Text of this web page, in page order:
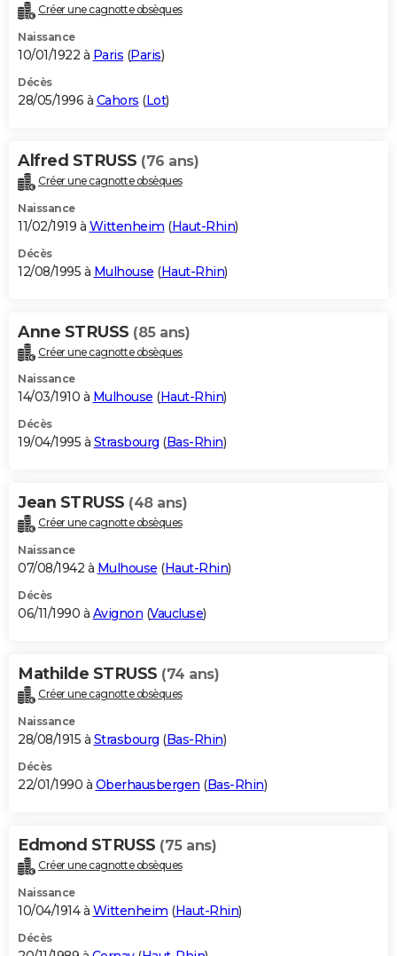
Créer une cagnotte obsèques
Naissance
10/01/1922 à Paris (Paris)
Décès
28/05/1996 à Cahors (Lot)
Alfred STRUSS (76 ans)
Créer une cagnotte obsèques
Naissance
11/02/1919 à Wittenheim (Haut-Rhin)
Décès
12/08/1995 à Mulhouse (Haut-Rhin)
Anne STRUSS (85 ans)
Créer une cagnotte obsèques
Naissance
14/03/1910 à Mulhouse (Haut-Rhin)
Décès
19/04/1995 à Strasbourg (Bas-Rhin)
Jean STRUSS (48 ans)
Créer une cagnotte obsèques
Naissance
07/08/1942 à Mulhouse (Haut-Rhin)
Décès
06/11/1990 à Avignon (Vaucluse)
Mathilde STRUSS (74 ans)
Créer une cagnotte obsèques
Naissance
28/08/1915 à Strasbourg (Bas-Rhin)
Décès
22/01/1990 à Oberhausbergen (Bas-Rhin)
Edmond STRUSS (75 ans)
Créer une cagnotte obsèques
Naissance
10/04/1914 à Wittenheim (Haut-Rhin)
Décès